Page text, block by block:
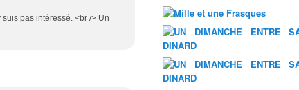
pas intéressé. <br /> Un